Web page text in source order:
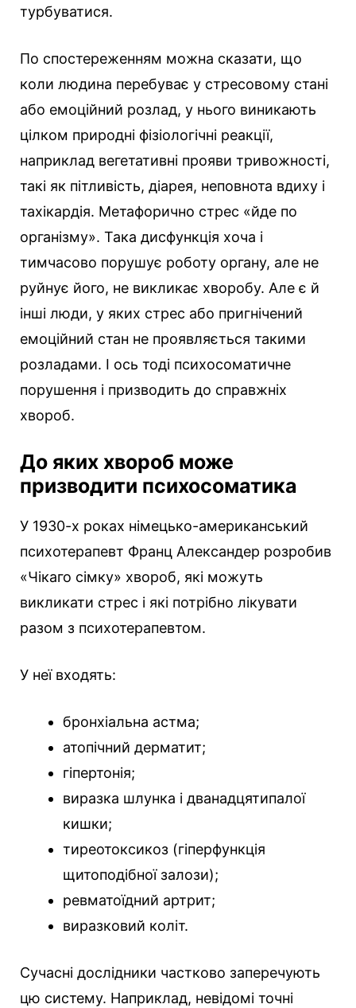
турбуватися.
По спостереженням можна сказати, що
коли людина перебуває у стресовому стані
або емоційний розлад, у нього виникають
цілком природні фізіологічні реакції,
наприклад вегетативні прояви тривожності,
такі як пітливість, діарея, неповнота вдиху і
тахікардія. Метафорично стрес «йде по
організму». Така дисфункція хоча і
тимчасово порушує роботу органу, але не
руйнує його, не викликає хворобу. Але є й
інші люди, у яких стрес або пригнічений
емоційний стан не проявляється такими
розладами. І ось тоді психосоматичне
порушення і призводить до справжніх
хвороб.
До яких хвороб може
призводити психосоматика
У 1930-х роках німецько-американський
психотерапевт Франц Александер розробив
«Чікаго сімку» хвороб, які можуть
викликати стрес і які потрібно лікувати
разом з психотерапевтом.
У неї входять:
бронхіальна астма;
атопічний дерматит;
гіпертонія;
виразка шлунка і дванадцятипалої
кишки;
тиреотоксикоз (гіперфункція
щитоподібної залози);
ревматоїдний артрит;
виразковий коліт.
Сучасні дослідники частково заперечують
цю систему. Наприклад, невідомі точні